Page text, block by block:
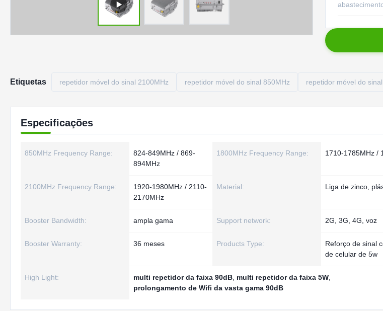
Etiquetas repetidor móvel do sinal 2100MHz repetidor móvel do sinal 850MHz repetidor móvel do
Especificações
850MHz Frequency Range:
824-849MHz / 869-
894MHz
1800MHz Frequency Range: 1710-1785MHz /
2100MHz Frequency Range:
1920-1980MHz / 2110-
2170MHz
Material: Liga de zinco,
Booster Bandwidth: ampla gama Support network: 2G, 3G, 4G, voz
Booster Warranty: 36 meses Products Type:
Reforço de sinal
de celular de 5w
High Light: multi repetidor da faixa 90dB multi repetidor da faixa 5W
prolongamento de Wifi da vasta gama 90dB